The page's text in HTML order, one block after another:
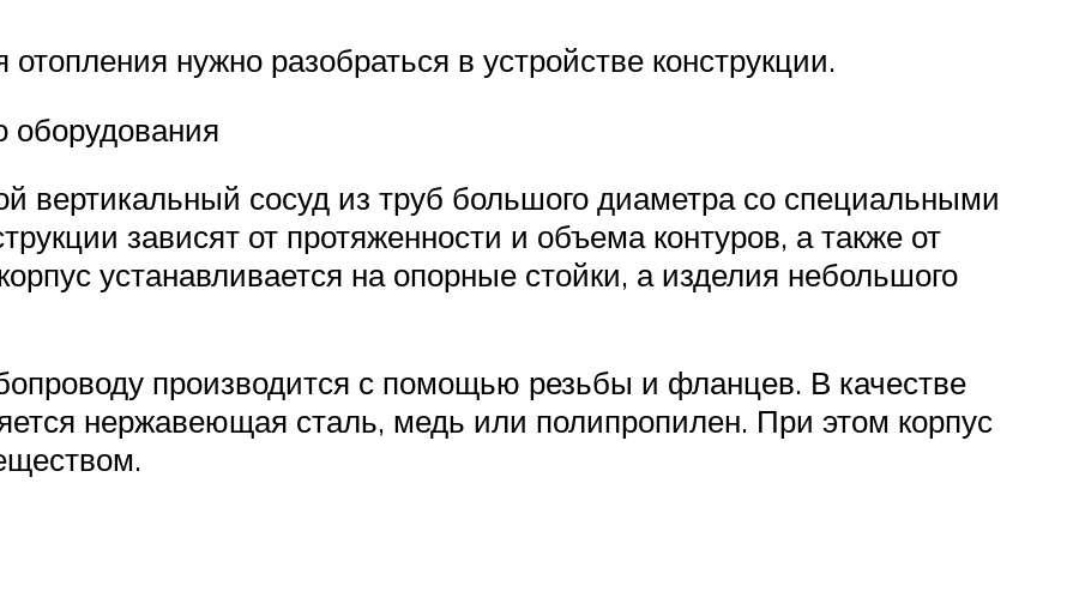
нужно разобраться в устройстве конструкции.
оборудования
вертикальный сосуд из труб большого диаметра со специальными
зависят от протяженности и объема контуров, а также от
устанавливается на опорные стойки, а изделия небольшого
производится с помощью резьбы и фланцев. В качестве
нержавеющая сталь, медь или полипропилен. При этом корпус